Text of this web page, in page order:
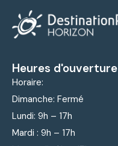
Heures d'ouverture
Horaire:
Dimanche: Fermé
Lundi: 9h – 17h
Mardi : 9h – 17h